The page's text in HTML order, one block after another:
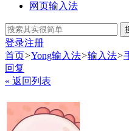
网页输入法
登录注册
首页>Yong输入法>输入法>
回复
« 返回列表